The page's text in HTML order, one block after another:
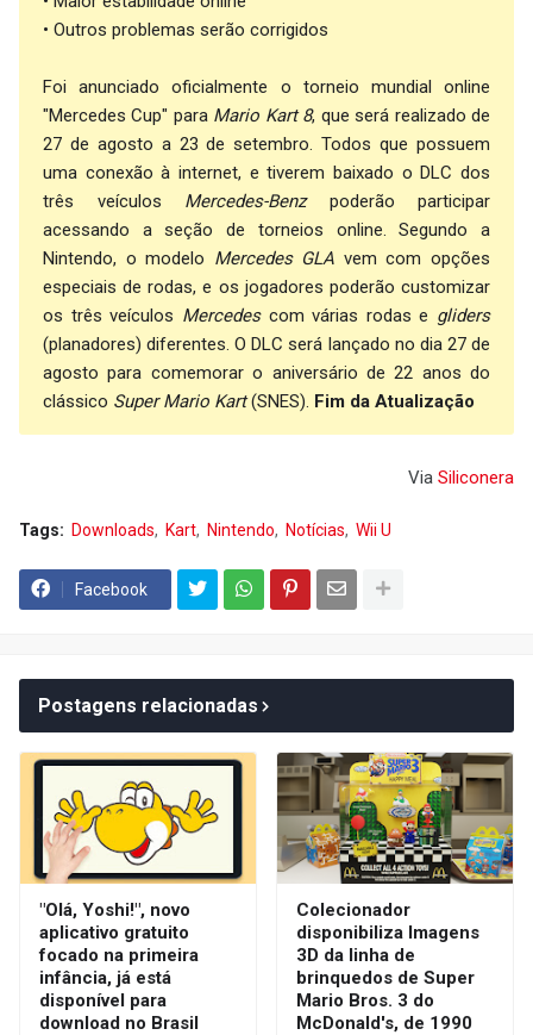
• Outros problemas serão corrigidos
Foi anunciado oficialmente o torneio mundial online
"Mercedes Cup" para Mario Kart 8, que será realizado de
27 de agosto a 23 de setembro. Todos que possuem
uma conexão à internet, e tiverem baixado o DLC dos
três veículos Mercedes-Benzpoderão participar
acessando a seção de torneios online. Segundo a
Nintendo, o modelo Mercedes GLA vem com opções
especiais de rodas, e os jogadores poderão customizar
os três veículos Mercedescom várias rodas e gliders
(planadores) diferentes. O DLC será lançado no dia 27 de
agosto para comemorar o aniversário de 22 anos do
clássico Super Mario Kart(SNES). Fim da Atualização
Via Siliconera
Tags: Downloads Kart Nintendo Notícias Wii U
Facebook
Postagens relacionadas
"Olá, Yoshi!", novo
aplicativo gratuito
focado na primeira
infância, já está
disponível para
download no Brasil
Colecionador
disponibiliza Imagens
3D da linha de
brinquedos de Super
Mario Bros. 3 do
McDonald's, de 1990